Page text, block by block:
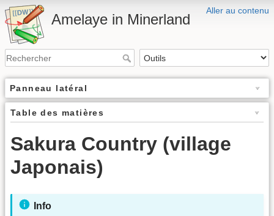
Aller au contenu
Amelaye in Minerland
Panneau latéral
Table des matières
Sakura Country (village
Japonais)
Info